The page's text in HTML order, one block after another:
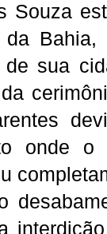
Souza
Bahia,
sua
onde o